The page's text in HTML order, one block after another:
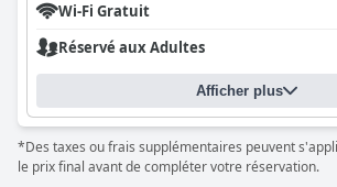
Wi-Fi Gratuit
Réservé aux Adultes
Afficher plus
*Des taxes ou frais supplémentaires peuvent
le prix final avant de compléter votre réservation.